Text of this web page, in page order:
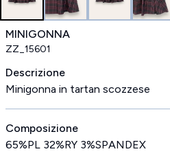
MINIGONNA
ZZ_15601
Descrizione
Minigonna in tartan scozzese
Composizione
65%PL 32%RY 3%SPANDEX